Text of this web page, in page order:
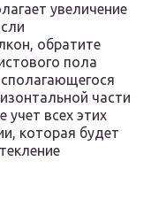
увеличение
обратите
пола
части
всех этих
которая будет